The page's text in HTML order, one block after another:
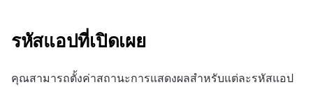
รหัสแอปที่เปิดเผย
คุณสามารถตั้งค่าสถานะการแสดงผลสำหรับแต่ละรหัสแอป